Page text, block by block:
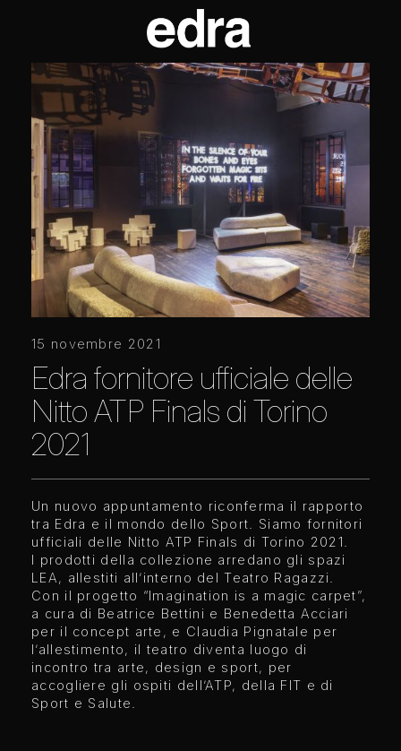
15 novembre 2021
Edra fornitore ufficiale delle
Nitto ATP Finals di Torino
2021
Un nuovo appuntamento riconferma il rapporto
tra Edra e il mondo dello Sport. Siamo fornitori
ufficiali delle Nitto ATP Finals di Torino 2021.
I prodotti della collezione arredano gli spazi
LEA, allestiti all’interno del Teatro Ragazzi.
Con il progetto “Imagination is a magic carpet”,
a cura di Beatrice Bettini e Benedetta Acciari
per il concept arte, e Claudia Pignatale per
l’allestimento, il teatro diventa luogo di
incontro tra arte, design e sport, per
accogliere gli ospiti dell’ATP, della FIT e di
Sport e Salute.